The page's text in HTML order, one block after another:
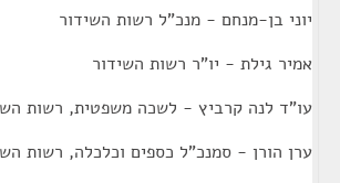
יוני בן-מנחם - מנכ"ל רשות השידור
אמיר גילת - יו"ר רשות השידור
עו"ד לנה קרביץ - לשכה משפטית, רשות
ערן הורן - סמנכ"ל כספים וכלכלה, רשות